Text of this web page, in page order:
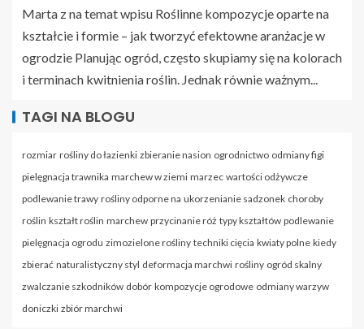
Marta z na temat wpisu Roślinne kompozycje oparte na
kształcie i formie – jak tworzyć efektowne aranżacje w
ogrodzie Planując ogród, często skupiamy się na kolorach
i terminach kwitnienia roślin. Jednak równie ważnym...
TAGI NA BLOGU
rozmiar rośliny do łazienki zbieranie nasion ogrodnictwo odmiany figi
pielęgnacja trawnika marchew w ziemi marzec wartości odżywcze
podlewanie trawy rośliny odporne na ukorzenianie sadzonek choroby
roślin kształt roślin marchew przycinanie róż typy kształtów podlewanie
pielęgnacja ogrodu zimozielone rośliny techniki cięcia kwiaty polne kiedy
zbierać naturalistyczny styl deformacja marchwi rośliny ogród skalny
zwalczanie szkodników dobór kompozycje ogrodowe odmiany warzyw
doniczki zbiór marchwi